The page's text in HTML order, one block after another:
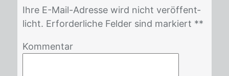
Ihre E-Mail-Adres­se wird nicht ver­öf­fent­
licht. Er­for­der­li­che Fel­der sind mar­kiert **
Kommentar